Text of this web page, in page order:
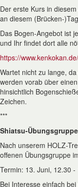
Der erste Kurs in
an diesem (Brücken-
Das Bogen-Angebot ist
und Ihr findet dort alle
https://
Wartet nicht zu lange,
werden vorab über
hinsichtlich
Zeichen.
***
Shiatsu-
Nach unserem HOLZ-
offenen Übungsgruppe
Termin: 13. Juni, 12.30
Bei Interesse einfach